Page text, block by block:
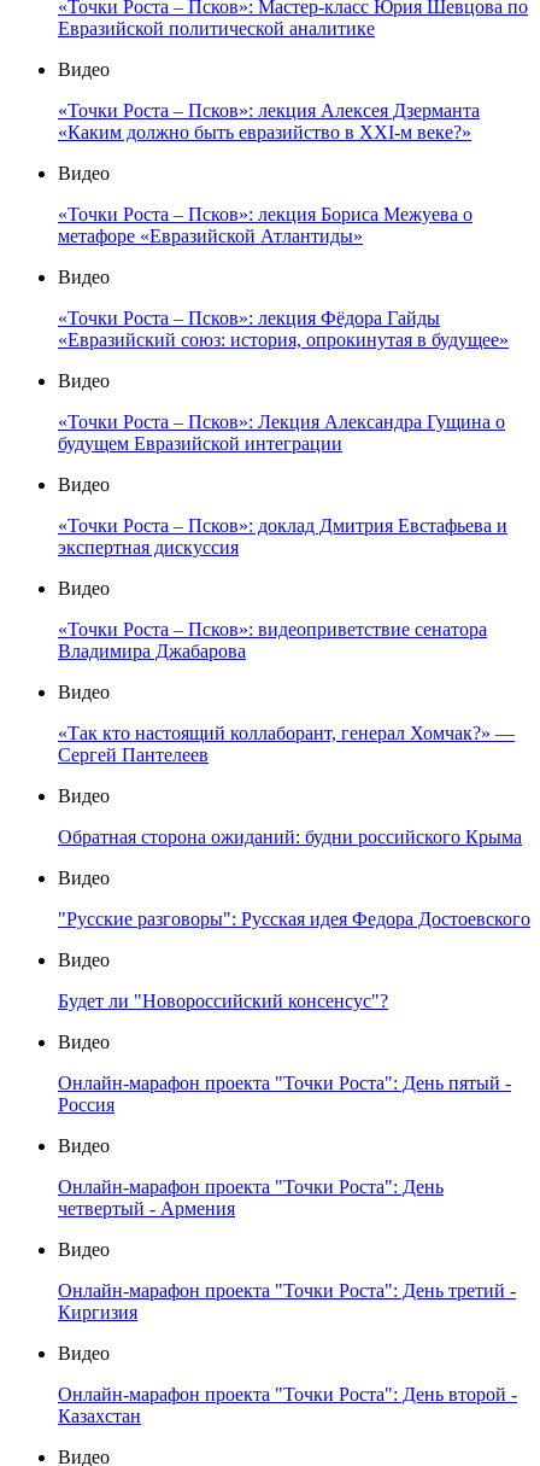
«Точки Роста – Псков»: Мастер-класс Юрия Шевцова по
Евразийской политической аналитике
Видео
«Точки Роста – Псков»: лекция Алексея Дзерманта
«Каким должно быть евразийство в XXI-м веке?»
Видео
«Точки Роста – Псков»: лекция Бориса Межуева о
метафоре «Евразийской Атлантиды»
Видео
«Точки Роста – Псков»: лекция Фёдора Гайды
«Евразийский союз: история, опрокинутая в будущее»
Видео
«Точки Роста – Псков»: Лекция Александра Гущина о
будущем Евразийской интеграции
Видео
«Точки Роста – Псков»: доклад Дмитрия Евстафьева и
экспертная дискуссия
Видео
«Точки Роста – Псков»: видеоприветствие сенатора
Владимира Джабарова
Видео
«Так кто настоящий коллаборант, генерал Хомчак?» —
Сергей Пантелеев
Видео
Обратная сторона ожиданий: будни российского Крыма
Видео
"Русские разговоры": Русская идея Федора Достоевского
Видео
Будет ли "Новороссийский консенсус"?
Видео
Онлайн-марафон проекта "Точки Роста": День пятый -
Россия
Видео
Онлайн-марафон проекта "Точки Роста": День
четвертый - Армения
Видео
Онлайн-марафон проекта "Точки Роста": День третий -
Киргизия
Видео
Онлайн-марафон проекта "Точки Роста": День второй -
Казахстан
Видео